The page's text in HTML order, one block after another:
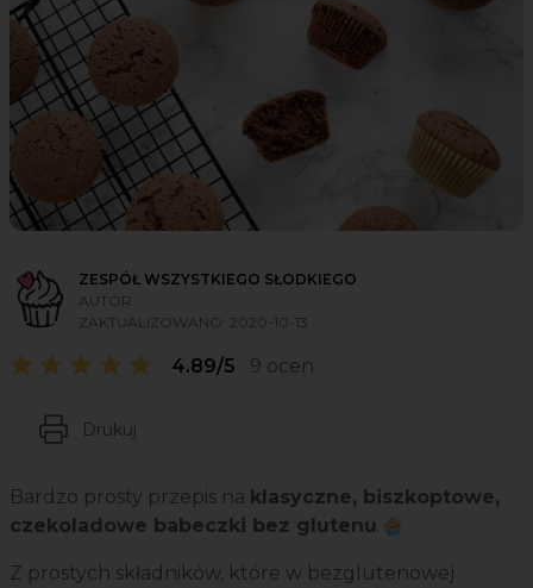
ZESPÓŁ WSZYSTKIEGO SŁODKIEGO
AUTOR
ZAKTUALIZOWANO: 2020-10-13
4.89/5 9 ocen
Drukuj
Bardzo prosty przepis na klasyczne, biszkoptowe,
czekoladowe babeczki bez glutenu.🧁
Z prostych składników, które w bezglutenowej